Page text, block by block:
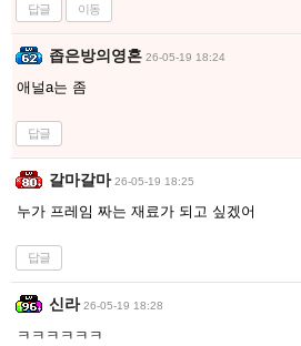
답글 이동
좁은방의영혼 26-05-19 18:24
애널a는 좀
답글
갈마갈마 26-05-19 18:25
누가 프레임 짜는 재료가 되고 싶겠어
답글
신라 26-05-19 18:28
ㅋㅋㅋㅋㅋㅋ